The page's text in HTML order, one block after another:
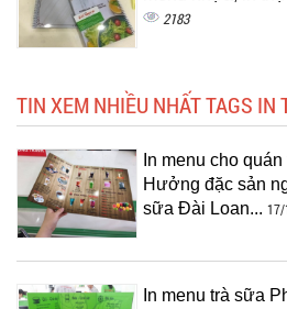
2183
TIN XEM NHIỀU NHẤT TAGS
In menu cho
Hưởng đặc sản
sữa Đài Loan...
In menu trà sữa